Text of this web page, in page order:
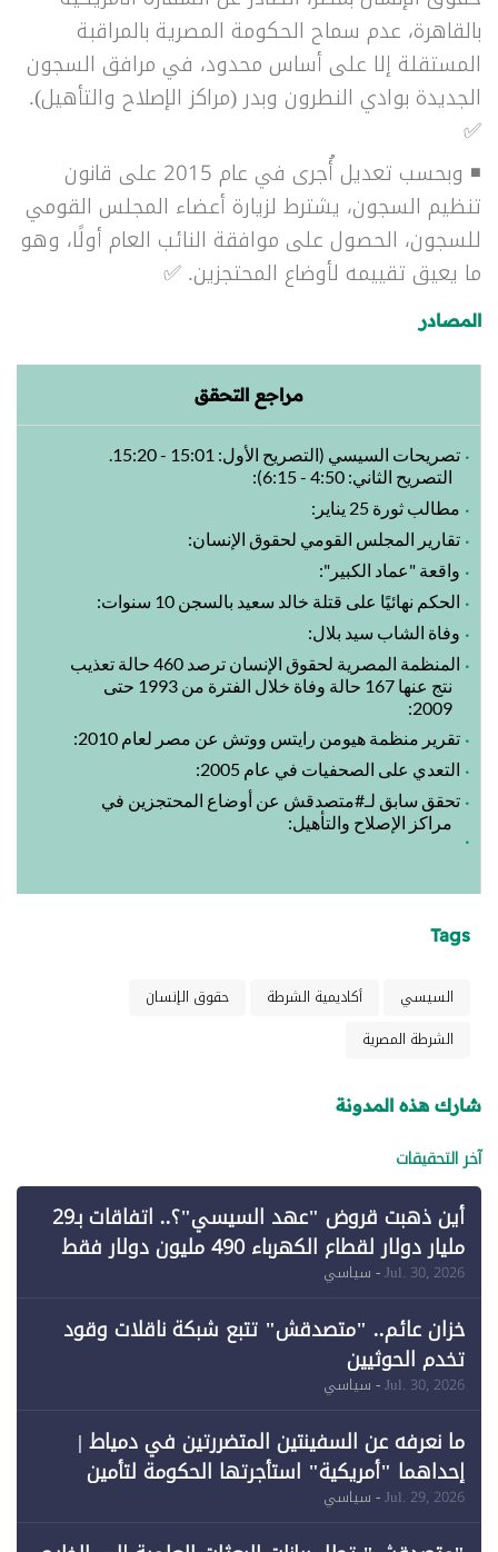
بالقاهرة، عدم سماح الحكومة المصرية بالمراقبة
المستقلة إلا على أساس محدود، في مرافق السجون
الجديدة بوادي النطرون وبدر (مراكز الإصلاح والتأهيل).
✅
◾ وبحسب
تعديل أُجرى في عام 2015 على قانون
تنظيم السجون، يشترط لزيارة أعضاء المجلس القومي
للسجون، الحصول على موافقة النائب العام أولًا، وهو
ما يعيق تقييمه لأوضاع المحتجزين. ✅
المصادر
مراجع التحقق
تصريحات السيسي (التصريح الأول: 15:01 - 15:20.
التصريح الثاني: 4:50 - 6:15):
مطالب ثورة 25 يناير:
تقارير المجلس القومي لحقوق الإنسان:
واقعة "عماد الكبير":
الحكم نهائيًا على قتلة خالد سعيد بالسجن 10 سنوات:
وفاة الشاب سيد بلال:
المنظمة المصرية لحقوق الإنسان ترصد 460 حالة تعذيب
نتج عنها 167 حالة وفاة خلال الفترة من 1993 حتى
2009:
تقرير منظمة هيومن رايتس ووتش عن مصر لعام 2010:
التعدي على الصحفيات في عام 2005:
تحقق سابق لـ#متصدقش عن أوضاع المحتجزين في
مراكز الإصلاح والتأهيل:
Tags
السيسي أكاديمية الشرطة
حقوق الإنسان
الشرطة المصرية
شارك هذه المدونة
آخر التحقيقات
أين ذهبت قروض "عهد السيسي"؟.. اتفاقات بـ29
مليار دولار لقطاع الكهرباء 490 مليون دولار فقط
لـ"الطاقة المتجددة" (1)
Jul. 30, 2026- سياسي
خزان عائم.. "متصدقش" تتبع شبكة ناقلات وقود
تخدم الحوثيين
Jul. 30, 2026- سياسي
ما نعرفه عن السفينتين المتضررتين في دمياط |
إحداهما "أمريكية" استأجرتها الحكومة لتأمين
احتياجات الطاقة
Jul. 29, 2026- سياسي